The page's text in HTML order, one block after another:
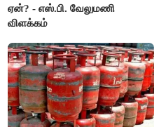
ஏன்? - எஸ்.பி. வேலுமணி
விளக்கம்